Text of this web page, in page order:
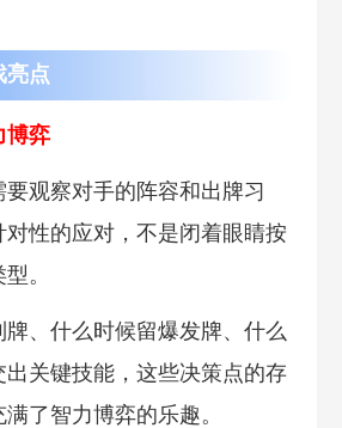
亮点
博弈
观察对手的阵容和出牌习
性的应对，不是闭着眼睛按
。
、什么时候留爆发牌、什么
出关键技能，这些决策点的存
了智力博弈的乐趣。